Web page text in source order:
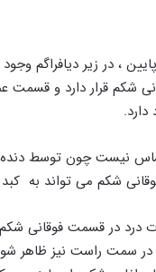
، در زیر دیافراگم
شکم قرار دارد و قسمت
نیست چون توسط
شکم می تواند به
در قسمت فوقانی شکم
سمت راست نیز ظاهر